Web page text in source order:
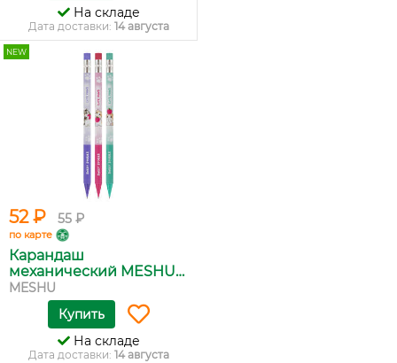
На складе
Дата доставки: 14 августа
NEW
52 ₽ 55 ₽
по карте
Карандаш
механический MESHU
N...
MESHU
Купить
На складе
Дата доставки: 14 августа